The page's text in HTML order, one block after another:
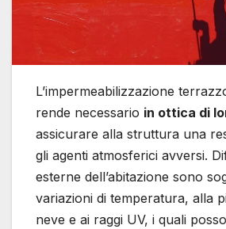
L’impermeabilizzazione
rende necessario in ottica di
assicurare alla struttura una
gli agenti atmosferici avversi.
esterne dell’abitazione sono
variazioni di temperatura, alla
neve e ai raggi UV, i quali